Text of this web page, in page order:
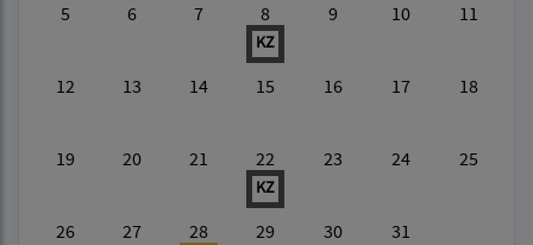
5 6 7 8
KZ
9 10 11
12 13 14 15 16 17 18
19 20 21 22
KZ
23 24 25
26 27 28 29 30 31